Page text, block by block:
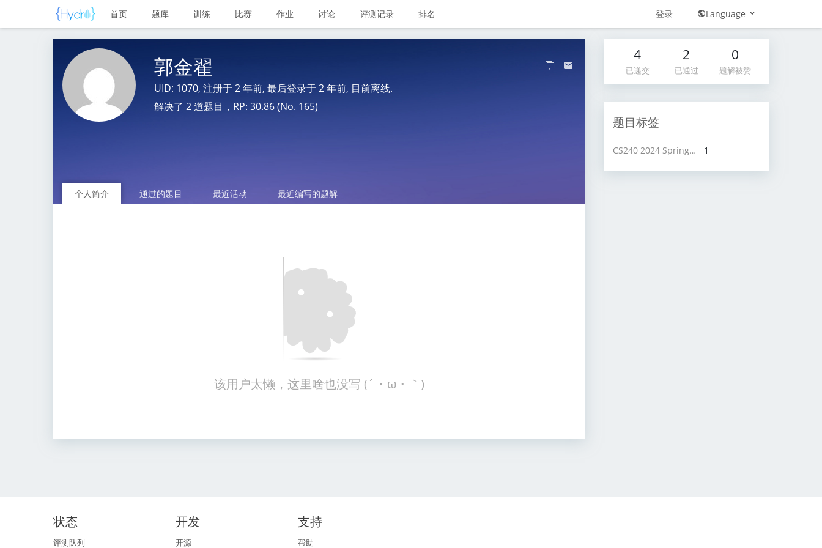
首页 题库 训练 比赛 作业 讨论 评测记录 排名 登录 Language
郭金翟
UID: 1070, 注册于2 年前, 最后登录于2 年前, 目前离线.
解决了 2 道题目，RP: 30.86 (No. 165)
个人简介 通过的题目 最近活动 最近编写的题解
该用户太懒，这里啥也没写 (´・ω・｀)
4
已递交
2
已通过
0
题解被赞
题目标签
CS240 2024 Spring project 1
状态
评测队列
开发
开源
支持
帮助